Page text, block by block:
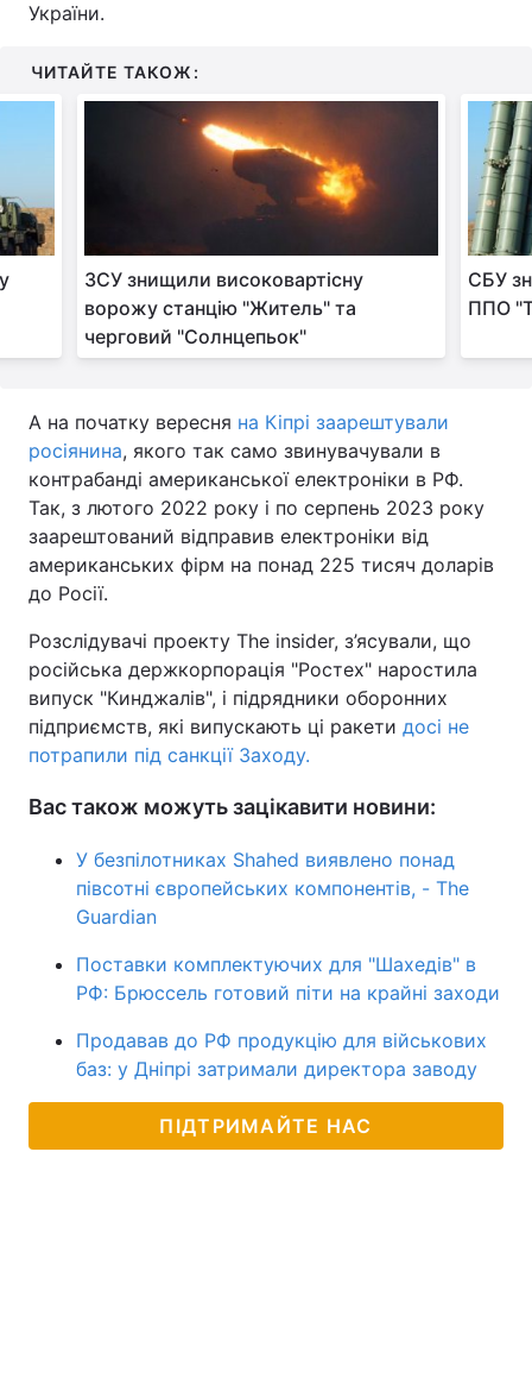
України.
ЧИТАЙТЕ ТАКОЖ:
ЗСУ знищили високовартісну
ворожу станцію "Житель" та
черговий "Солнцепьок"
СБУ
ППО
А на початку вересня на Кіпрі заарештували
росіянина, якого так само звинувачували в
контрабанді американської електроніки в РФ.
Так, з лютого 2022 року і по серпень 2023 року
заарештований відправив електроніки від
американських фірм на понад 225 тисяч доларів
до Росії.
Розслідувачі проекту The insider, з’ясували, що
російська держкорпорація "Ростех" наростила
випуск "Кинджалів", і підрядники оборонних
підприємств, які випускають ці ракети досі не
потрапили під санкції Заходу.
Вас також можуть зацікавити новини:
У безпілотниках Shahed виявлено понад
півсотні європейських компонентів, - The
Guardian
Поставки комплектуючих для "Шахедів" в
РФ: Брюссель готовий піти на крайні заходи
Продавав до РФ продукцію для військових
баз: у Дніпрі затримали директора заводу
ПІДТРИМАЙТЕ НАС